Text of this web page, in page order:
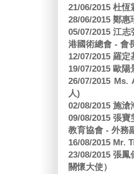
21/06/2015 杜
28/06/2015 鄭
05/07/2015 江
港國術總會 - 會
12/07/2015 羅
19/07/2015 歐
26/07/2015
人)
02/08/2015 施
09/08/2015 張
教育協會 - 外務
16/08/2015 Mr.
23/08/2015 張
關懷大使）